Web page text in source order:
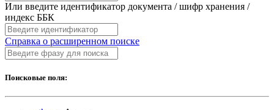
Или введите идентификатор документа / шифр хранения /
индекс ББК
Справка о расширенном поиске
Поисковые поля: